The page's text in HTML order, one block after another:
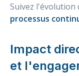
Suivez l'évolution
processus
Impact
et